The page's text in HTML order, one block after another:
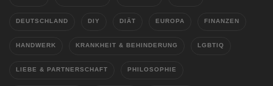
DEUTSCHLAND DIY DIÄT EUROPA FINANZEN
HANDWERK KRANKHEIT & BEHINDERUNG LGBTIQ
LIEBE & PARTNERSCHAFT PHILOSOPHIE